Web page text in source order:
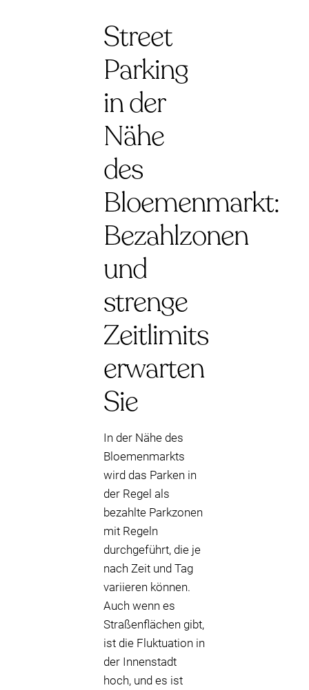
Street
Parking
in der
Nähe
des
Bloemenmarkt:
Bezahlzonen
und
strenge
Zeitlimits
erwarten
Sie
In der Nähe des
Bloemenmarkts
wird das Parken in
der Regel als
bezahlte Parkzonen
mit Regeln
durchgeführt, die je
nach Zeit und Tag
variieren können.
Auch wenn es
Straßenflächen gibt,
ist die Fluktuation in
der Innenstadt
hoch, und es ist